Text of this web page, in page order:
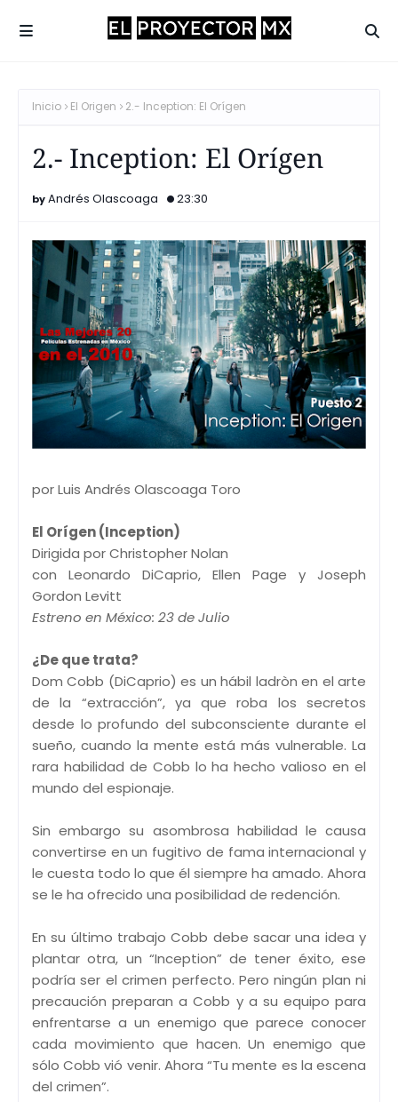
Inicio El Origen 2.- Inception: El Orígen
2.- Inception: El Orígen
Andrés Olascoaga 23:30
por Luis Andrés Olascoaga Toro
El Orígen (Inception)
Dirigida por Christopher Nolan
con Leonardo DiCaprio, Ellen Page y Joseph
Gordon Levitt
Estreno en México: 23 de Julio
¿De que trata?
Dom Cobb (DiCaprio) es un hábil ladròn en el arte
de la “extracción”, ya que roba los secretos
desde lo profundo del subconsciente durante el
sueño, cuando la mente está más vulnerable. La
rara habilidad de Cobb lo ha hecho valioso en el
mundo del espionaje.
Sin embargo su asombrosa habilidad le causa
convertirse en un fugitivo de fama internacional y
le cuesta todo lo que él siempre ha amado. Ahora
se le ha ofrecido una posibilidad de redención.
En su último trabajo Cobb debe sacar una idea y
plantar otra, un “Inception” de tener éxito, ese
podría ser el crimen perfecto. Pero ningún plan ni
precaución preparan a Cobb y a su equipo para
enfrentarse a un enemigo que parece conocer
cada movimiento que hacen. Un enemigo que
sólo Cobb vió venir. Ahora “Tu mente es la escena
del crimen”.